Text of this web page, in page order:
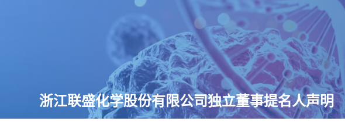
浙江联盛化学股份有限公司独立董事提名人声明